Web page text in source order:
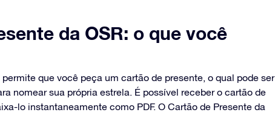
da OSR: o que você
que você peça um cartão de presente, o qual pode ser
nomear sua própria estrela. É possível receber o cartão de
lo instantaneamente como PDF. O Cartão de Presente da